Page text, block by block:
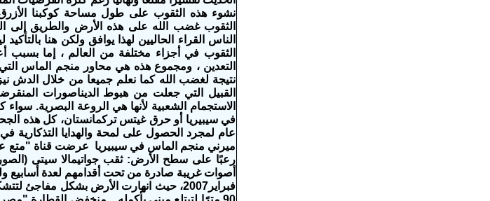
نشوء هذه الثقوب على طول مساحة كوكبنا
الثقوب غضب الله على هذه الأرض والطريق إلى
الناس القراء الحاليين لهذا يوافق ولكن هنا
الثقوب في أجزاء مختلفة من العالم ، إما بسبب
التعدين ، ومجموع هذه هي محاور منجم الماس التي
نتيجة لغضب الله كما نعلم جميعا من خلال الدش
القبيل التي جعلت من هبوط الديناصورات
الاستجمام الشعبية لأنها هي الروعة البصرية.
في سيبيريا أو حرق غيتس تركمانستان، كل هذه
عام لمجرد الحصول على لمحة والهدايا التذكارية
رعبًا على سطح الأرض: ثقب جواتيمالا سيتى
أصوات غريبة صادرة من تحت أقدامهم لعدة أسابيع